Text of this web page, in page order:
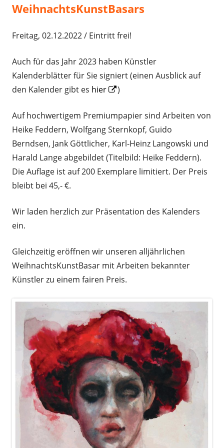
WeihnachtsKunstBasars
Freitag, 02.12.2022 / Eintritt frei!
Auch für das Jahr 2023 haben Künstler
Kalenderblätter für Sie signiert (einen Ausblick auf
den Kalender gibt es hier
Opens
a
new
window
)
Auf hochwertigem Premiumpapier sind Arbeiten von
Heike Feddern, Wolfgang Sternkopf, Guido
Berndsen, Jank Göttlicher, Karl-Heinz Langowski und
Harald Lange abgebildet (Titelbild: Heike Feddern).
Die Auflage ist auf 200 Exemplare limitiert. Der Preis
bleibt bei 45,- €.
Wir laden herzlich zur Präsentation des Kalenders
ein.
Gleichzeitig eröffnen wir unseren alljährlichen
WeihnachtsKunstBasar mit Arbeiten bekannter
Künstler zu einem fairen Preis.